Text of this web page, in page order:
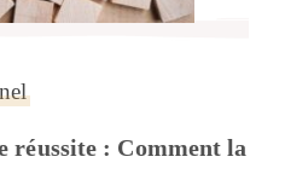
réussite : Comment la